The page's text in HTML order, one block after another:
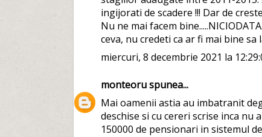
ingijorati de scadere !!! Dar de
Nu ne mai facem
ceva, nu credeti ca ar fi mai bine
miercuri, 8 decembrie 2021 la
monteoruspunea...
Mai oamenii astia au imbatranit
deschise si cu cereri scrise inca nu
150000 de pensionari in sistemul